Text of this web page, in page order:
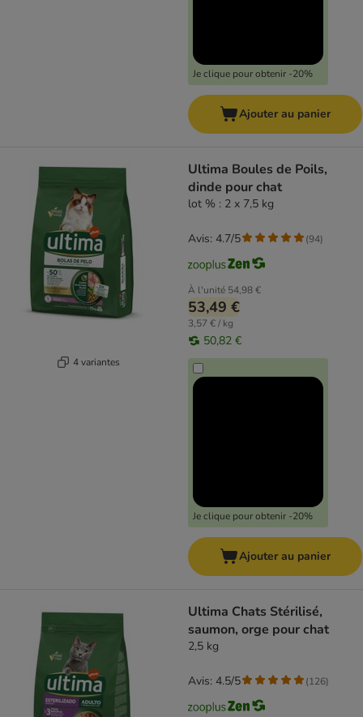
Je clique pour obtenir -20%
Ajouter au panier
4 variantes
Ultima Boules de Poils,
dinde pour chat
lot % : 2 x 7,5 kg
À l'unité 54,98 €
53,49 €
3,57 € / kg
50,82 €
Je clique pour obtenir -20%
Avis: 4.7/5 (94)
Ajouter au panier
Ultima Chats Stérilisé,
saumon, orge pour chat
2,5 kg
Avis: 4.5/5 (126)